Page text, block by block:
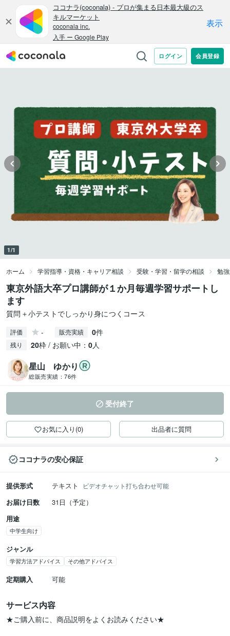
1/1
ホーム 学習指導・資格・キャリア相談 受験・学習・留学の相談 勉
東京外語大卒プロ講師が１か月毎週学習サポートし
ます
質問＋小テストでしっかり身につくコース
評価 - 販売実績 0件
残り 20枠 / お願い中： 0人
星山 ゆかり
総販売実績： 76件
受付終了
お気に入り(0) 出品者に質問
ココナラの安心保証
提供形式 テキスト ビデオチャット打ち合わせ可能
お届け日数
31日（予定）
用途
中学生向け
ジャンル
学習方法アドバイス その他アドバイス
定期購入 可能
サービス内容
★ご購入前に、商品説明をよくお読みください★